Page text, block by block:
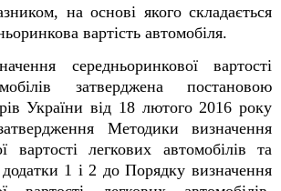
на основі якого складається
вартість автомобіля.
середньоринкової вартості
затверджена постановою
України від 18 лютого 2016 року
Методики визначення
вартості легкових автомобілів та
1 і 2 до Порядку визначення